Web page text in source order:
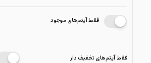
فقط آیتم‌های موجود
فقط آیتم‌های تخفیف دار